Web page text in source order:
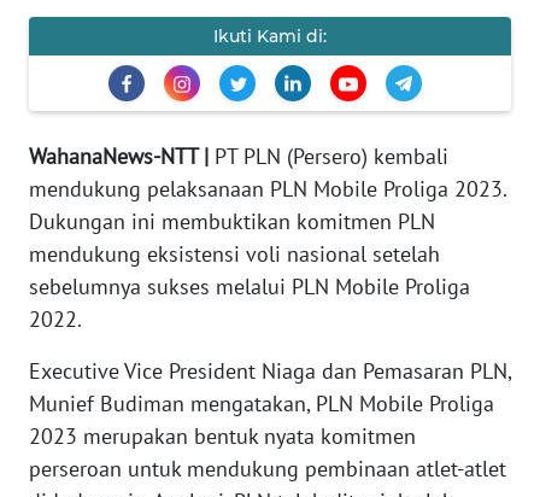
Ikuti Kami di:
WahanaNews-NTT | PT PLN (Persero) kembali
mendukung pelaksanaan PLN Mobile Proliga 2023.
Dukungan ini membuktikan komitmen PLN
mendukung eksistensi voli nasional setelah
sebelumnya sukses melalui PLN Mobile Proliga
2022.
Executive Vice President Niaga dan Pemasaran PLN,
Munief Budiman mengatakan, PLN Mobile Proliga
2023 merupakan bentuk nyata komitmen
perseroan untuk mendukung pembinaan atlet-atlet
INFO
PEDOMAN
MEDIA
KARIR
DISCLAIMER